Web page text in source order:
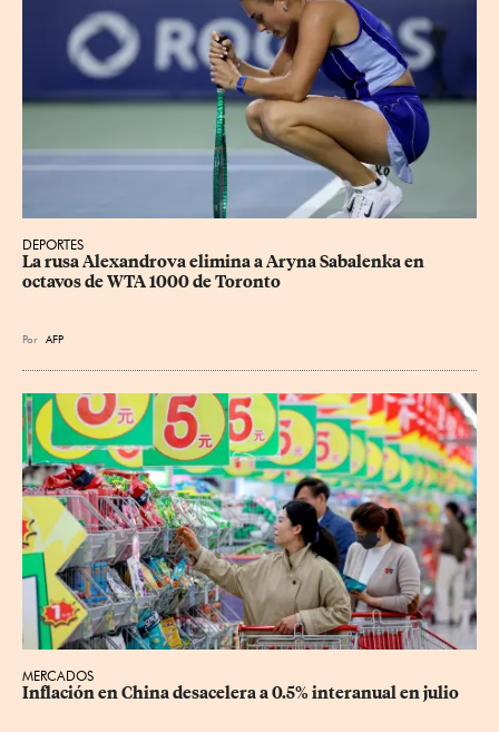
DEPORTES
La rusa Alexandrova elimina a Aryna Sabalenka en
octavos de WTA 1000 de Toronto
Por AFP
MERCADOS
Inflación en China desacelera a 0.5% interanual en julio